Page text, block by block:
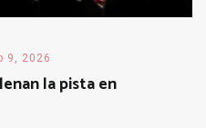
9, 2026
la pista en